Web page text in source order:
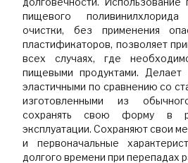
пищевого
очистки, без применения
пластификаторов, позволяет
всех случаях, где
пищевыми продуктами.
эластичными по сравнению со
изготовленными из
сохранять свою форму в
эксплуатации. Сохраняют свои
и первоначальные
долгого времени при перепадах